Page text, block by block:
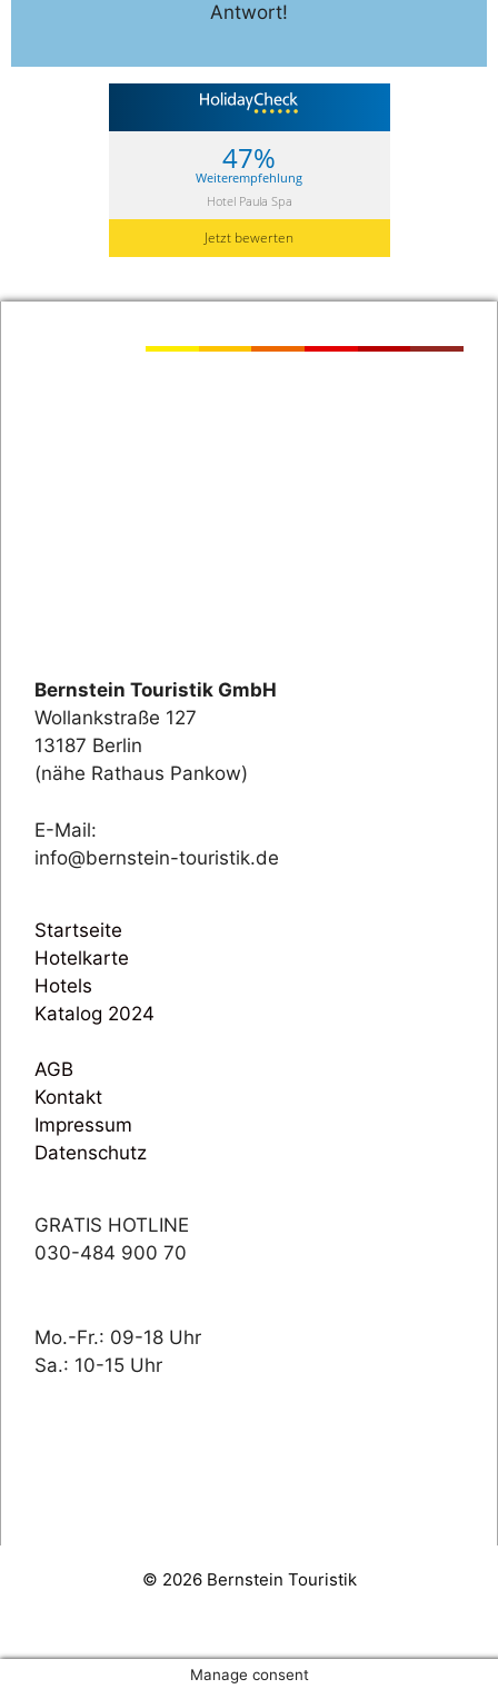
Antwort!
47%
Weiterempfehlung
Hotel Paula Spa
Jetzt bewerten
Bernstein Touristik GmbH
Wollankstraße 127
13187 Berlin
(nähe Rathaus Pankow)
E-Mail:
info@bernstein-touristik.de
Startseite
Hotelkarte
Hotels
Katalog 2024
AGB
Kontakt
Impressum
Datenschutz
GRATIS HOTLINE
030-484 900 70
Mo.-Fr.: 09-18 Uhr
Sa.: 10-15 Uhr
© 2026 Bernstein Touristik
Manage consent